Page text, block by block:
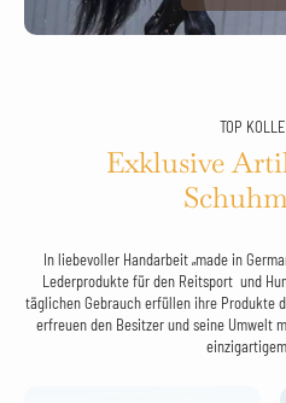
TOP
Exklusive
In liebevoller Handarbeit „made in
Lederprodukte für den Reitsport und
täglichen Gebrauch erfüllen ihre Produkte
erfreuen den Besitzer und seine Umwelt